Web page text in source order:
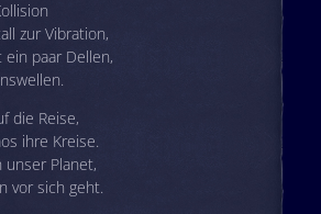
zur Vibration,
ein paar Dellen,
die Reise,
ihre Kreise.
unser Planet,
vor sich geht.